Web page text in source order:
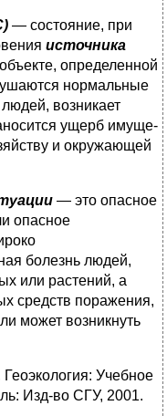
— состояние, при
источника
определенной
нормальные
воз­никает
ущерб имуще­
и окружающей
— это опасное
опасное
болезнь людей,
или растений, а
средств поражения,
может возникнуть
Геоэкология: Учебное
Изд-во СГУ, 2001.